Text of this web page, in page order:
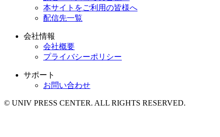
本サイトをご利用の皆様へ
配信先一覧
会社情報
会社概要
プライバシーポリシー
サポート
お問い合わせ
© UNIV PRESS CENTER. ALL RIGHTS RESERVED.